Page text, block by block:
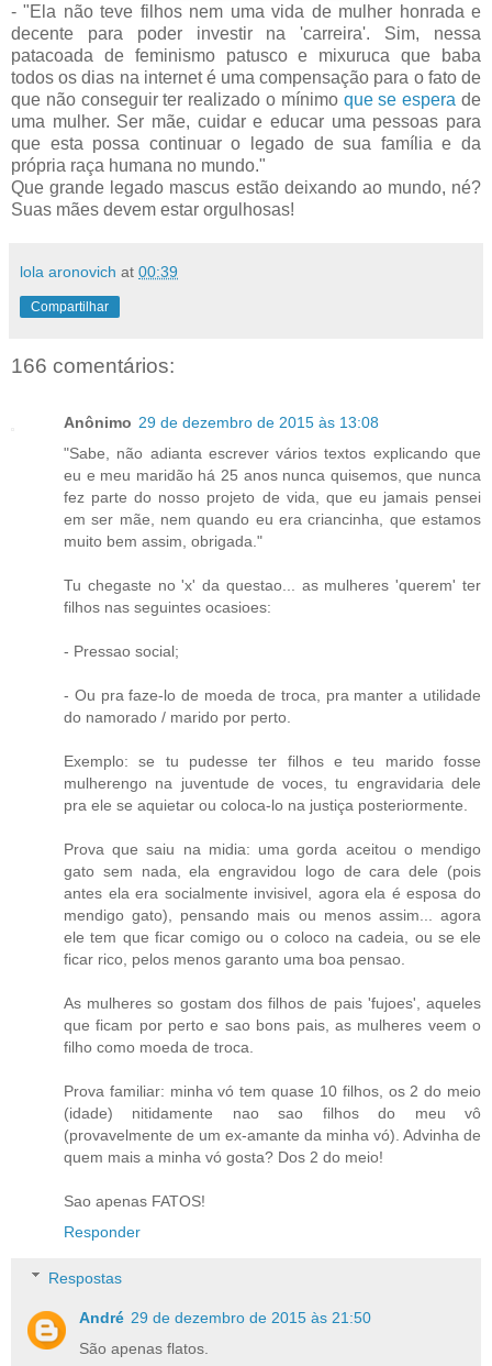
- "Ela não teve filhos nem uma vida de mulher honrada e
decente para poder investir na 'carreira'. Sim, nessa
patacoada de feminismo patusco e mixuruca que baba
todos os dias na internet é uma compensação para o fato de
que não conseguir ter realizado o mínimo que se espera de
uma mulher. Ser mãe, cuidar e educar uma pessoas para
que esta possa continuar o legado de sua família e da
própria raça humana no mundo."
Que grande legado mascus estão deixando ao mundo, né?
Suas mães devem estar orgulhosas!
lola aronovich at 00:39
Compartilhar
166 comentários:
Anônimo 29 de dezembro de 2015 às 13:08
"Sabe, não adianta escrever vários textos explicando que
eu e meu maridão há 25 anos nunca quisemos, que nunca
fez parte do nosso projeto de vida, que eu jamais pensei
em ser mãe, nem quando eu era criancinha, que estamos
muito bem assim, obrigada."
Tu chegaste no 'x' da questao... as mulheres 'querem' ter
filhos nas seguintes ocasioes:
- Pressao social;
- Ou pra faze-lo de moeda de troca, pra manter a utilidade
do namorado / marido por perto.
Exemplo: se tu pudesse ter filhos e teu marido fosse
mulherengo na juventude de voces, tu engravidaria dele
pra ele se aquietar ou coloca-lo na justiça posteriormente.
Prova que saiu na midia: uma gorda aceitou o mendigo
gato sem nada, ela engravidou logo de cara dele (pois
antes ela era socialmente invisivel, agora ela é esposa do
mendigo gato), pensando mais ou menos assim... agora
ele tem que ficar comigo ou o coloco na cadeia, ou se ele
ficar rico, pelos menos garanto uma boa pensao.
As mulheres so gostam dos filhos de pais 'fujoes', aqueles
que ficam por perto e sao bons pais, as mulheres veem o
filho como moeda de troca.
Prova familiar: minha vó tem quase 10 filhos, os 2 do meio
(idade) nitidamente nao sao filhos do meu vô
(provavelmente de um ex-amante da minha vó). Advinha de
quem mais a minha vó gosta? Dos 2 do meio!
Sao apenas FATOS!
Responder
Respostas
André 29 de dezembro de 2015 às 21:50
São apenas flatos.